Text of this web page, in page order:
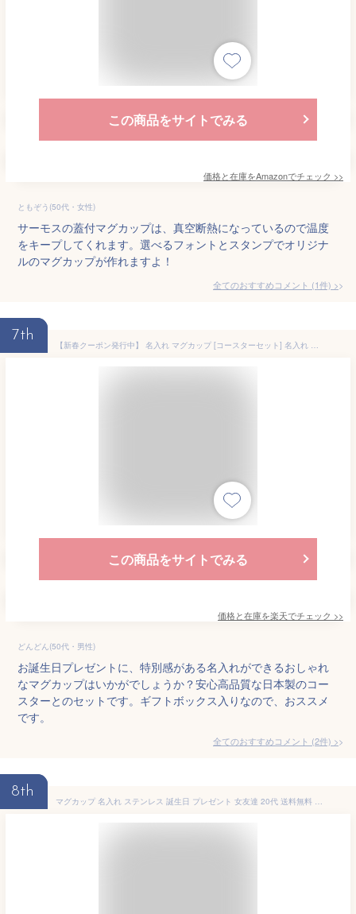
この商品をサイトでみる
価格と在庫をAmazonでチェック >>
ともぞう(50代・女性)
サーモスの蓋付マグカップは、真空断熱になっているので温度
をキープしてくれます。選べるフォントとスタンプでオリジナ
ルのマグカップが作れますよ！
全てのおすすめコメント (1件) >
7th
【新春クーポン発行中】 名入れ マグカップ [コースターセット] 名入れ プレゼント スローコーヒー レギュラー 250ml 父の日 ギフト 記念品 日本製 誕生日 還暦祝い 敬老の日 キントー 名前入り 食洗機対応 おしゃれ 母の日 父の日 オーダー TICO ティコ
この商品をサイトでみる
価格と在庫を楽天でチェック >>
どんどん(50代・男性)
お誕生日プレゼントに、特別感がある名入れができるおしゃれ
なマグカップはいかがでしょうか？安心高品質な日本製のコー
スターとのセットです。ギフトボックス入りなので、おススメ
です。
全てのおすすめコメント (2件) >
8th
マグカップ 名入れ ステンレス 誕生日 プレゼント 女友達 20代 送料無料 【 My マグカップ 】 名前入り ギフト マグ おしゃれ かわいい 割れない 大容量 軽量 軽い 名入り 女性 30代 40代 母 母親 妻 彼女 誕生日 就職 送別会 退職 名 名前 入り 入れ Present Gift 母の日